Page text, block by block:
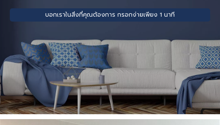
บอกเราในสิ่งที่คุณต้องการ กรอกง่ายเพียง 1 นาที